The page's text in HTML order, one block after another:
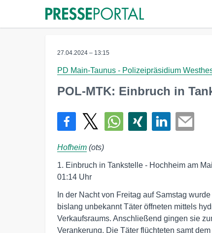
27.04.2024 – 13:15
PD Main-Taunus - Polizeipräsidium
POL-MTK: Einbruch in
Hofheim (ots)
1. Einbruch in Tankstelle - Hochheim am
01:14 Uhr
In der Nacht von Freitag auf Samstag
bislang unbekannt Täter öffneten mittels
Verkaufsraums. Anschließend gingen sie
Verankerung. Die Täter flüchteten samt